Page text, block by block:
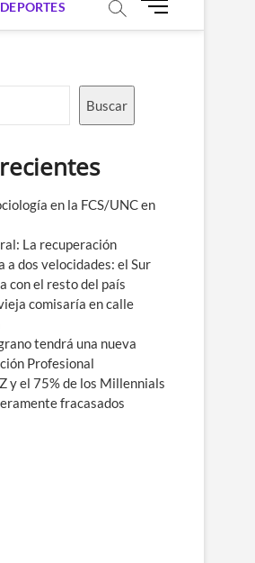
DEPORTES
B
ú
Buscar
en la FCS/UNC en
La recuperación
a dos velocidades: el Sur
con el resto del país
comisaría en calle
tendrá una nueva
Profesional
y el 75% de los Millennials
fracasados